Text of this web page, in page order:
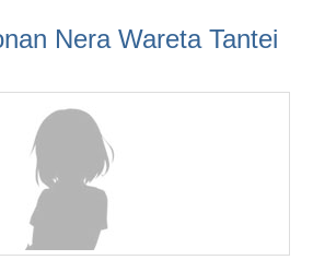
Nera Wareta Tantei